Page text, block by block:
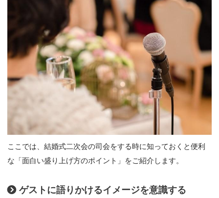
ここでは、結婚式二次会の司会をする時に知っておくと便利
な「面白い盛り上げ方のポイント」をご紹介します。
ゲストに語りかけるイメージを意識する